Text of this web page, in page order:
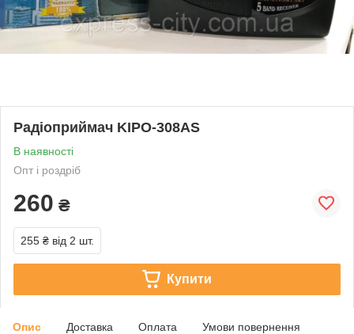
Радіоприймач KIPO-308AS
В наявності
Опт і роздріб
260 ₴
255 ₴ від 2 шт.
Купити
Опис Доставка Оплата Умови повернення